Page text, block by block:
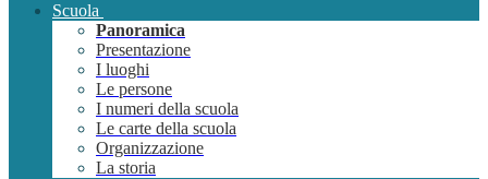
Scuola
Panoramica
Presentazione
I luoghi
Le persone
I numeri della scuola
Le carte della scuola
Organizzazione
La storia